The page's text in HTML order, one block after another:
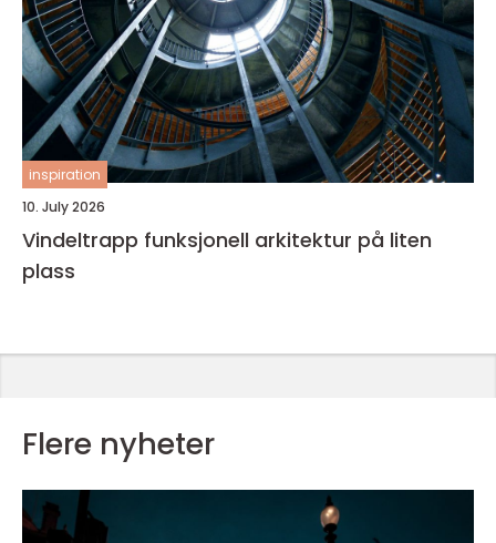
inspiration
10. July 2026
Vindeltrapp funksjonell arkitektur på liten
plass
Flere nyheter